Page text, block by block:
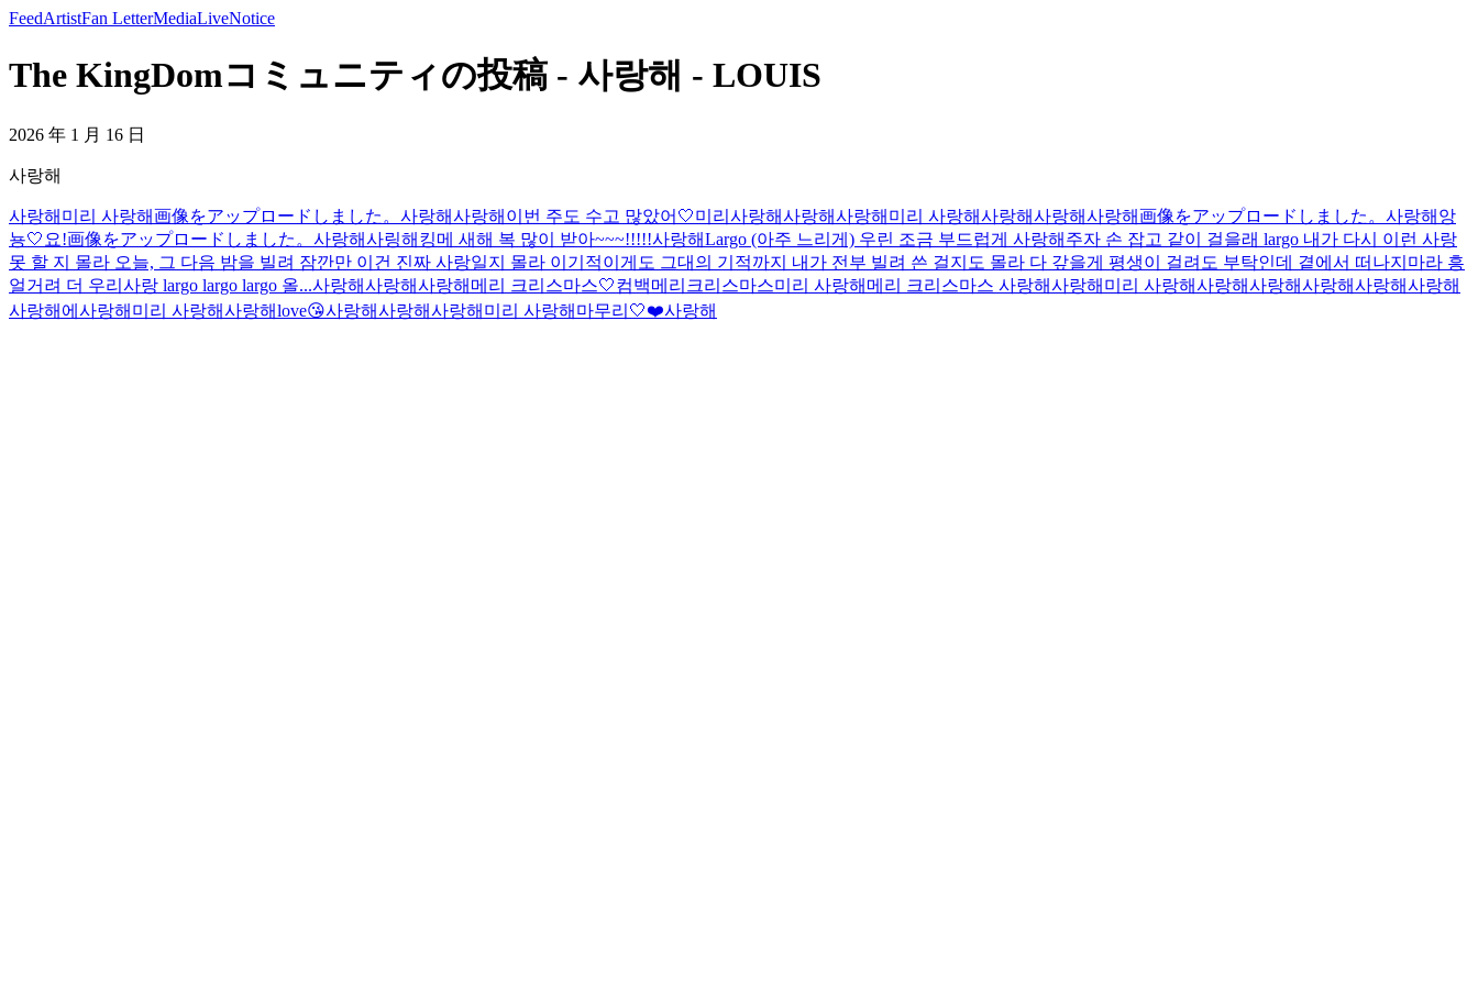
FeedArtistFan LetterMediaLiveNotice
The KingDomコミュニティの投稿 - 사랑해 - LOUIS
2026 年 1 月 16 日
사랑해
사랑해 미리 사랑해画像をアップロードしました。 사랑해사랑해 이번 주도 수고 많았어🤍미리사랑해사랑해사랑해 미리 사랑해사랑해사랑해사랑해画像をアップロードしました。 사랑해 앙
뇽🤍 요!画像をアップロードしました。 사랑해사링해 킹메 새해 복 많이 받아~~~!!!!!사랑해Largo (아주 느리게) 우린 조금 부드럽게 사랑해주자 손 잡고 같이 걸을래 largo 내가 다시 이런 사랑
못 할 지 몰라 오늘, 그 다음 밤을 빌려 잠깐만 이건 진짜 사랑일지 몰라 이기적이게도 그대의 기적까지 내가 전부 빌려 쓴 걸지도 몰라 다 갚을게 평생이 걸려도 부탁인데 곁에서 떠나지마라 흥
얼거려 더 우리사랑 largo largo largo 올...사랑해사랑해사랑해 메리 크리스마스🤍컴백메리크리스마스미리 사랑해 메리 크리스마스 사랑해사랑해 미리 사랑해사랑해사랑해사랑해사랑해사랑해
사랑해에 사랑해 미리 사랑해사랑해love😘사랑해사랑해사랑해 미리 사랑해 마무리🤍❤️사랑해